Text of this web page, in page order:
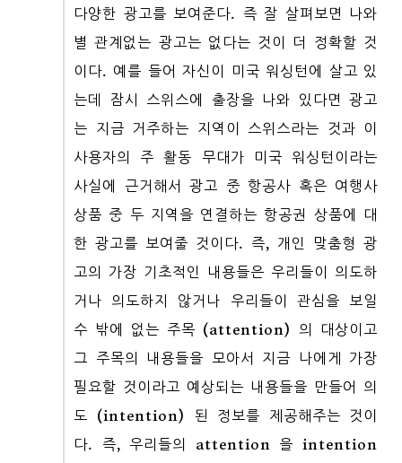
다양한 광고를 보여준다. 즉 잘 살펴보면 나와
별 관계없는 광고는 없다는 것이 더 정확할 것
이다. 예를 들어 자신이 미국 워싱턴에 살고 있
는데 잠시 스위스에 출장을 나와 있다면 광고
는 지금 거주하는 지역이 스위스라는 것과 이
사용자의 주 활동 무대가 미국 워싱턴이라는
사실에 근거해서 광고 중 항공사 혹은 여행사
상품 중 두 지역을 연결하는 항공권 상품에 대
한 광고를 보여줄 것이다. 즉, 개인 맞춤형 광
고의 가장 기초적인 내용들은 우리들이 의도하
거나 의도하지 않거나 우리들이 관심을 보일
수 밖에 없는 주목 (attention) 의 대상이고
그 주목의 내용들을 모아서 지금 나에게 가장
필요할 것이라고 예상되는 내용들을 만들어 의
도 (intention) 된 정보를 제공해주는 것이
다. 즉, 우리들의 attention 을 intention